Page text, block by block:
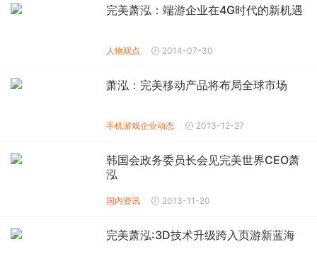
完美萧泓：端游企业在4G时代的新机遇
人物观点 2014-07-30
萧泓：完美移动产品将布局全球市场
手机游戏企业动态 2013-12-27
韩国会政务委员长会见完美世界CEO萧
泓
国内资讯 2013-11-20
完美萧泓:3D技术升级跨入页游新蓝海